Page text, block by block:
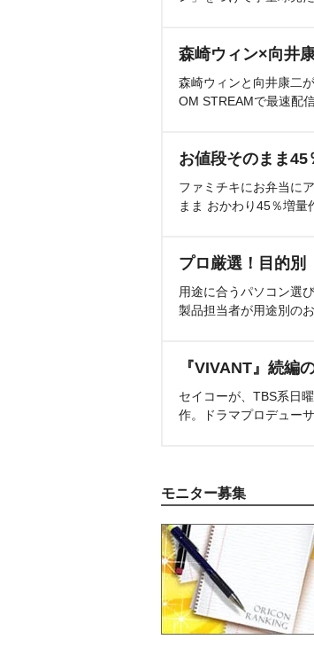
森崎ウィン×向井
森崎ウィンと向井康二
OM STREAMで最速配
お値段そのまま
ファミチキにお弁当に
まま おかわり45％増量
プロ厳選！目的別
用途に合うパソコン選
製品担当者が用途別の
『VIVANT』続編
セイコーが、TBS系日
作。ドラマプロデュー
モニター募集